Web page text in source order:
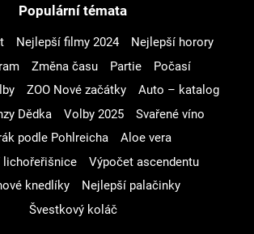
Populární témata
Nejlepší filmy 2024
Nejlepší horory
Změna času Partie
Počasí
ZOO Nové začátky
Auto – katalog
Dědka
Volby 2025
Svařené víno
podle Pohlreicha
Aloe vera
lichořeřišnice
Výpočet ascendentu
knedlíky
Nejlepší palačinky
Švestkový koláč